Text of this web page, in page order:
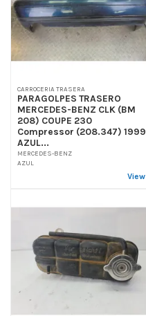
CARROCERIA TRASERA
PARAGOLPES TRASERO
MERCEDES-BENZ CLK (BM
208) COUPE 230
Compressor (208.347) 1999
AZUL...
MERCEDES-BENZ
AZUL
View